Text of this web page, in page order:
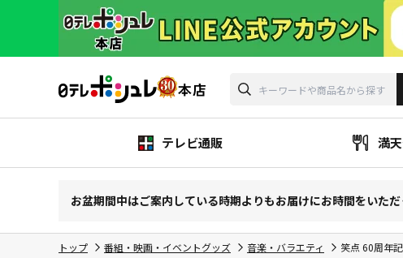
テレビ通販 満
お盆期間中はご案内している時期よりもお届けにお時間をいた
トップ 番組・映画・イベントグッズ 音楽・バラエティ 笑点 60周年